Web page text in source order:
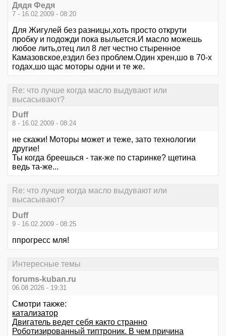
Дядя Федя
7 - 16.02.2009 - 08:20
Для Жигулей без разницы,хоть просто открути
пробку и подожди пока выльется.И масло можешь
любое лить,отец лил 8 лет честно стыренное
Камазовское,ездил без проблем.Один хрен,шо в 70-х
годах,шо щас моторы одни и те же.
Re: что лучше когда масло выдувают или
высасывают?
Duff
8 - 16.02.2009 - 08:24
не скажи! Моторы может и теже, зато технологии
другие!
Ты когда бреешься - так-же по старинке? щетина
ведь та-же...
Re: что лучше когда масло выдувают или
высасывают?
Duff
9 - 16.02.2009 - 08:25
ппрогресс мля!
Интересные темы
forums-kuban.ru
06.08.2026 - 19:31
Смотри также:
катализатор
Двигатель ведет себя както странно
Роботизированный типтроник. В чем причина